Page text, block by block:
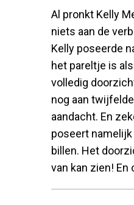
Al pronkt Kelly
niets aan de
Kelly poseerde
het pareltje is
volledig
nog aan
aandacht. En
poseert
billen. Het
van kan zien! En